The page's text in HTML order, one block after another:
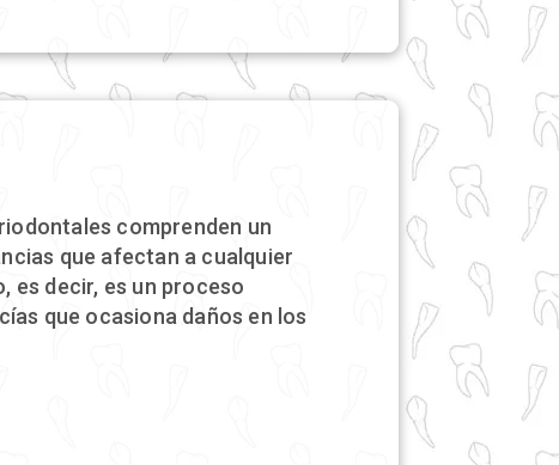
comprenden un
que afectan a cualquier
es decir, es un proceso
que ocasiona daños en los